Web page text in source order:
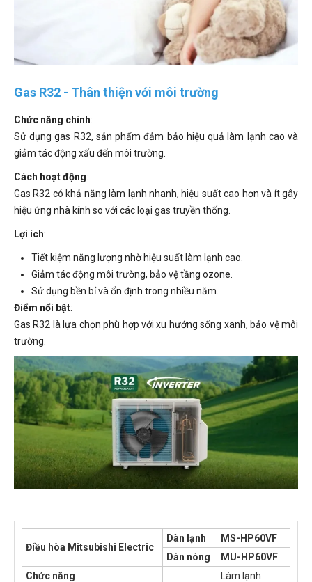
Gas R32 - Thân thiện với môi trường
Chức năng chính:
Sử dụng gas R32, sản phẩm đảm bảo hiệu quả làm lạnh cao và
giảm tác động xấu đến môi trường.
Cách hoạt động:
Gas R32 có khả năng làm lạnh nhanh, hiệu suất cao hơn và ít gây
hiệu ứng nhà kính so với các loại gas truyền thống.
Lợi ích:
Tiết kiệm năng lượng nhờ hiệu suất làm lạnh cao.
Giảm tác động môi trường, bảo vệ tầng ozone.
Sử dụng bền bỉ và ổn định trong nhiều năm.
Điểm nổi bật:
Gas R32 là lựa chọn phù hợp với xu hướng sống xanh, bảo vệ môi
trường.
Điều hòa Mitsubishi Electric
Dàn lạnh
MS-HP60VF
Dàn nóng
MU-HP60VF
Chức năng
Làm lạnh